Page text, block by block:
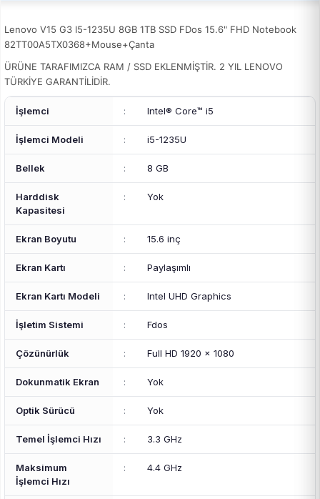
Lenovo V15 G3 I5-1235U 8GB 1TB SSD FDos 15.6" FHD Notebook
82TT00A5TX0368+Mouse+Çanta
ÜRÜNE TARAFIMIZCA RAM / SSD EKLENMİŞTİR. 2 YIL LENOVO
TÜRKİYE GARANTİLİDİR.
İşlemci : Intel® Core™ i5
İşlemci Modeli : i5-1235U
Bellek : 8 GB
Harddisk
Kapasitesi
: Yok
Ekran Boyutu : 15.6 inç
Ekran Kartı : Paylaşımlı
Ekran Kartı Modeli : Intel UHD Graphics
İşletim Sistemi : Fdos
Çözünürlük : Full HD 1920 x 1080
Dokunmatik Ekran : Yok
Optik Sürücü : Yok
Temel İşlemci Hızı : 3.3 GHz
Maksimum
İşlemci Hızı
: 4.4 GHz